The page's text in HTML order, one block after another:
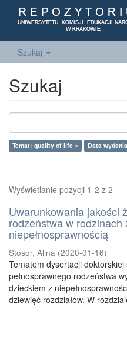
Szukaj
Szukaj
Temat: quality of life × Data
Wyświetlanie pozycji 1-2 z 2
Uwarunkowania jakości
rodzeństwa w rodzinach
niepełnosprawnością
Stosor, Alina (2020-01-16)
Tematem dysertacji
pełnosprawnego rodzeństwa
dzieckiem z
dziewięć rozdziałów. W